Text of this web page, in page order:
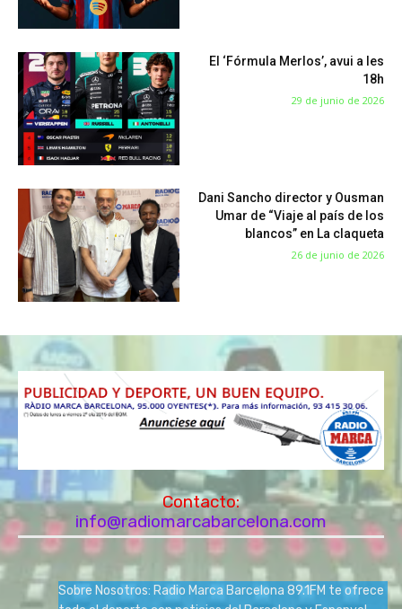
El ‘Fórmula Merlos’, avui a les
18h
29 de junio de 2026
Dani Sancho director y Ousman
Umar de “Viaje al país de los
blancos” en La claqueta
26 de junio de 2026
Contacto:
info@radiomarcabarcelona.com
Sobre Nosotros: Radio Marca Barcelona 89.1FM te ofrece